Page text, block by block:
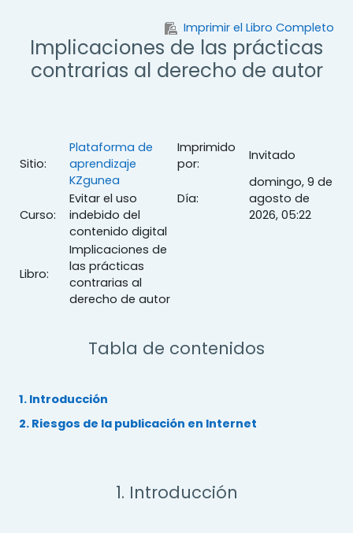
Imprimir el Libro Completo
Implicaciones de las prácticas
contrarias al derecho de autor
Sitio:
Plataforma de
aprendizaje
KZgunea
Curso:
Evitar el uso
indebido del
contenido digital
Libro:
Implicaciones de
las prácticas
contrarias al
derecho de autor
Imprimido
por:
Invitado
Día:
domingo, 9 de
agosto de
2026, 05:22
Tabla de contenidos
1. Introducción
2. Riesgos de la publicación en Internet
1. Introducción